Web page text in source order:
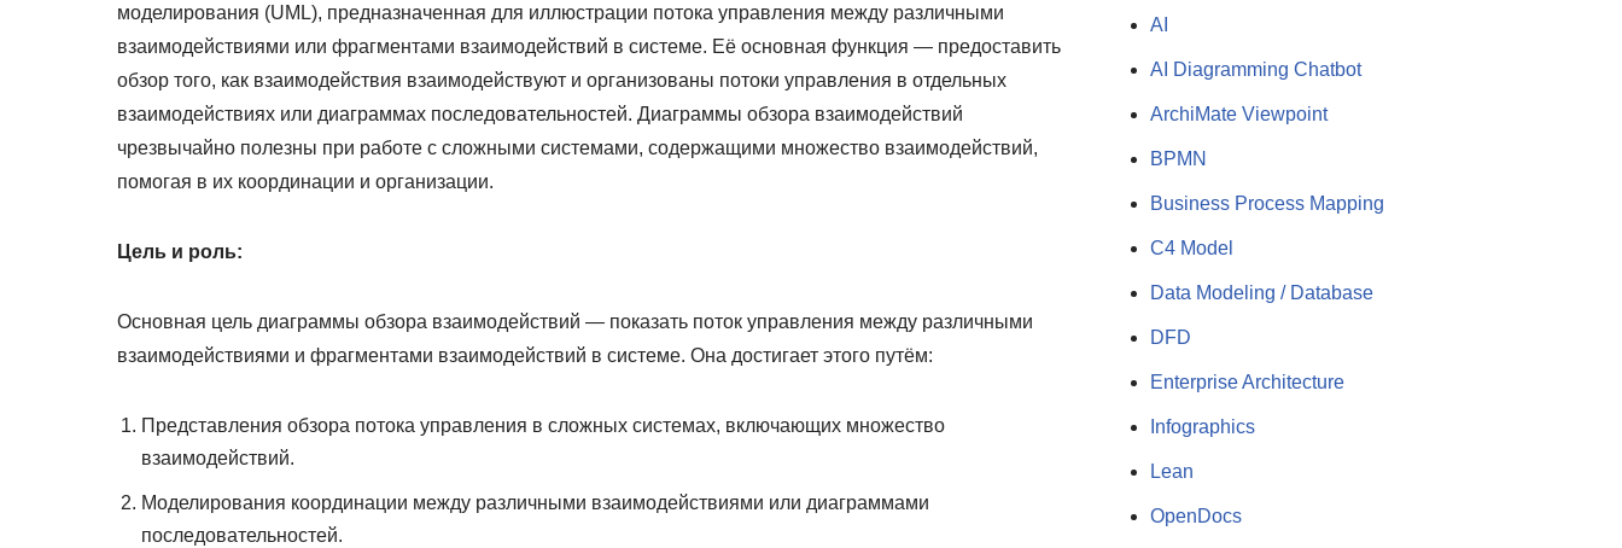
моделирования (UML), предназначенная для иллюстрации потока управления между различными
взаимодействиями или фрагментами взаимодействий в системе. Её основная функция — предоставить
обзор того, как взаимодействия взаимодействуют и организованы потоки управления в отдельных
взаимодействиях или диаграммах последовательностей. Диаграммы обзора взаимодействий
чрезвычайно полезны при работе с сложными системами, содержащими множество взаимодействий,
помогая в их координации и организации.
Цель и роль:
Основная цель диаграммы обзора взаимодействий — показать поток управления между различными
взаимодействиями и фрагментами взаимодействий в системе. Она достигает этого путём:
Представления обзора потока управления в сложных системах, включающих множество
взаимодействий.
Моделирования координации между различными взаимодействиями или диаграммами
последовательностей.
AI
AI Diagramming Chatbot
ArchiMate Viewpoint
BPMN
Business Process Mapping
C4 Model
Data Modeling / Database
DFD
Enterprise Architecture
Infographics
Lean
OpenDocs